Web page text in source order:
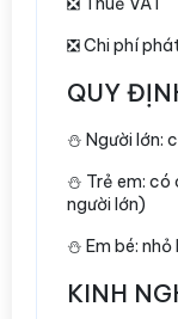
❎ Chi phí
QUY
⛄️ Người lớn:
⛄️ Trẻ em:
người lớn)
⛄️ Em bé:
KINH